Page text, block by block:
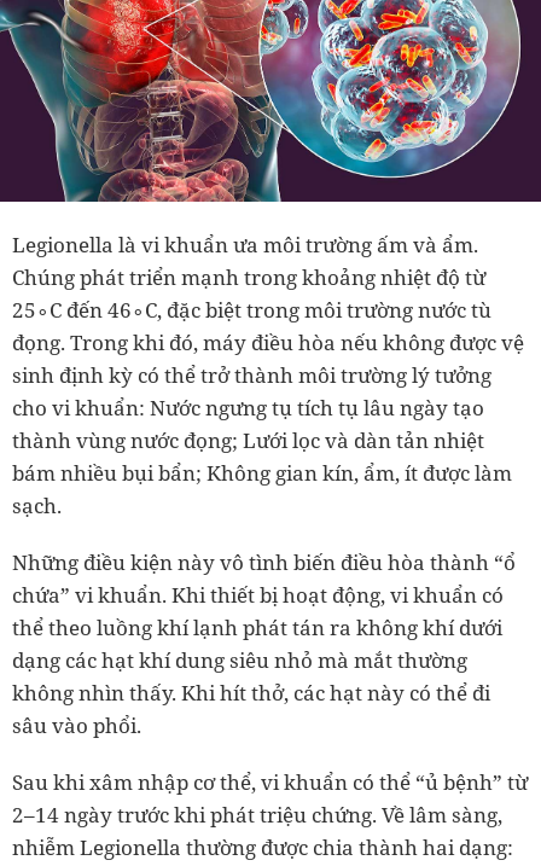
Legionella là vi khuẩn ưa môi trường ấm và ẩm.
Chúng phát triển mạnh trong khoảng nhiệt độ từ
25∘C đến 46∘C, đặc biệt trong môi trường nước tù
đọng. Trong khi đó, máy điều hòa nếu không được vệ
sinh định kỳ có thể trở thành môi trường lý tưởng
cho vi khuẩn: Nước ngưng tụ tích tụ lâu ngày tạo
thành vùng nước đọng; Lưới lọc và dàn tản nhiệt
bám nhiều bụi bẩn; Không gian kín, ẩm, ít được làm
sạch.
Những điều kiện này vô tình biến điều hòa thành “ổ
chứa” vi khuẩn. Khi thiết bị hoạt động, vi khuẩn có
thể theo luồng khí lạnh phát tán ra không khí dưới
dạng các hạt khí dung siêu nhỏ mà mắt thường
không nhìn thấy. Khi hít thở, các hạt này có thể đi
sâu vào phổi.
Sau khi xâm nhập cơ thể, vi khuẩn có thể “ủ bệnh” từ
2–14 ngày trước khi phát triệu chứng. Về lâm sàng,
nhiễm Legionella thường được chia thành hai dạng: